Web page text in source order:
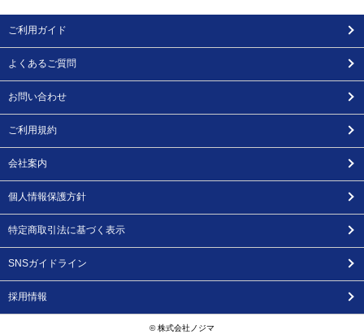
ご利用ガイド
よくあるご質問
お問い合わせ
ご利用規約
会社案内
個人情報保護方針
特定商取引法に基づく表示
SNSガイドライン
採用情報
© 株式会社ノジマ